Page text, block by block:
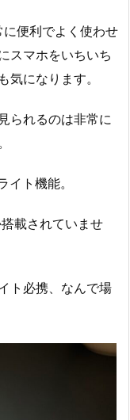
便利でよく使わせ
スマホをいちいち
気になります。
られるのは非常に
ト機能。
載されていませ
ト必携、なんで場